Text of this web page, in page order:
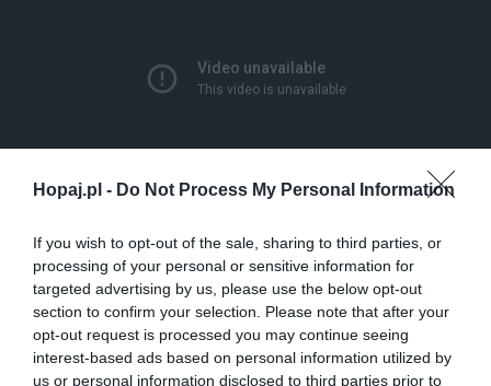
Hopaj.pl - Do Not Process My Personal Information
If you wish to opt-out of the sale, sharing to third parties, or
processing of your personal or sensitive information for
targeted advertising by us, please use the below opt-out
section to confirm your selection. Please note that after your
opt-out request is processed you may continue seeing
interest-based ads based on personal information utilized by
us or personal information disclosed to third parties prior to
0
Kopiuj link
Komentuj Dodaj do ulubionych Dodaj do przyjaciół